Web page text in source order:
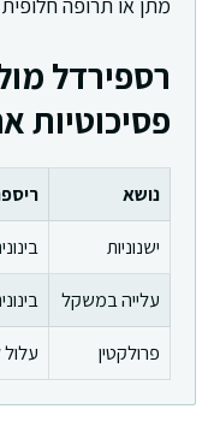
רספירדל
פסיכוטיות
נושא
ישנוניות
עלייה במשקל
פרולקטין